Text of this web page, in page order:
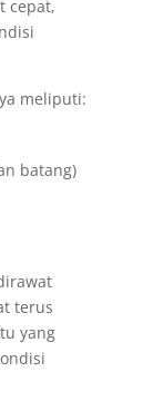
cepat,
meliputi:
batang)
terus
yang